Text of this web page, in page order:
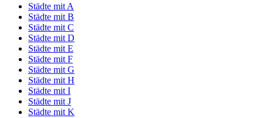
Städte mit A
Städte mit B
Städte mit C
Städte mit D
Städte mit E
Städte mit F
Städte mit G
Städte mit H
Städte mit I
Städte mit J
Städte mit K